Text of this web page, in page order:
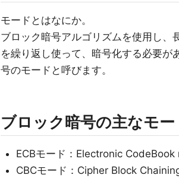
モードとはなにか。
ブロック暗号アルゴリズムを使用し、
を繰り返し使って、暗号化する必要
号のモードと呼びます。
ブロック暗号の主なモー
ECBモード：Electronic
CBCモード：Cipher Block